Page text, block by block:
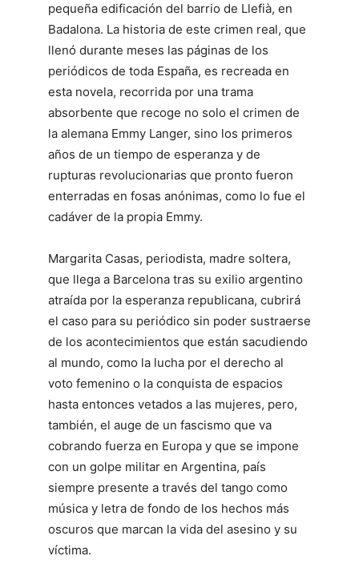
pequeña edificación del barrio de Llefià, en
Badalona. La historia de este crimen real, que
llenó durante meses las páginas de los
periódicos de toda España, es recreada en
esta novela, recorrida por una trama
absorbente que recoge no solo el crimen de
la alemana Emmy Langer, sino los primeros
años de un tiempo de esperanza y de
rupturas revolucionarias que pronto fueron
enterradas en fosas anónimas, como lo fue el
cadáver de la propia Emmy.
Margarita Casas, periodista, madre soltera,
que llega a Barcelona tras su exilio argentino
atraída por la esperanza republicana, cubrirá
el caso para su periódico sin poder sustraerse
de los acontecimientos que están sacudiendo
al mundo, como la lucha por el derecho al
voto femenino o la conquista de espacios
hasta entonces vetados a las mujeres, pero,
también, el auge de un fascismo que va
cobrando fuerza en Europa y que se impone
con un golpe militar en Argentina, país
siempre presente a través del tango como
música y letra de fondo de los hechos más
oscuros que marcan la vida del asesino y su
víctima.